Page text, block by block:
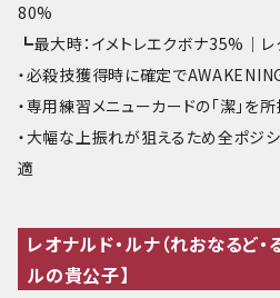
80%
┗最大時：イメトレエクボナ35%｜
・必殺技獲得時に確定で
・専用練習メニューカードの「潔」を
・大幅な上振れが狙えるため全ポジ
適
レオナルド・ルナ（れおなるど・
ルの貴公子】